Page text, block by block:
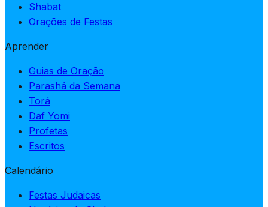
Shabat
Orações de Festas
Aprender
Guias de Oração
Parashá da Semana
Torá
Daf Yomi
Profetas
Escritos
Calendário
Festas Judaicas